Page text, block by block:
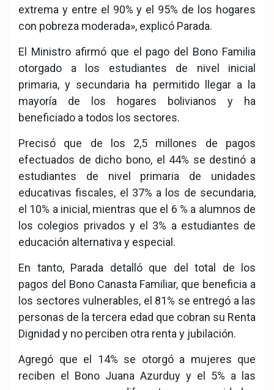
extrema y entre el 90% y el 95% de los hogares
con pobreza moderada», explicó Parada.
El Ministro afirmó que el pago del Bono Familia
otorgado a los estudiantes de nivel inicial
primaria, y secundaria ha permitido llegar a la
mayoría de los hogares bolivianos y ha
beneficiado a todos los sectores.
Precisó que de los 2,5 millones de pagos
efectuados de dicho bono, el 44% se destinó a
estudiantes de nivel primaria de unidades
educativas fiscales, el 37% a los de secundaria,
el 10% a inicial, mientras que el 6 % a alumnos de
los colegios privados y el 3% a estudiantes de
educación alternativa y especial.
En tanto, Parada detalló que del total de los
pagos del Bono Canasta Familiar, que beneficia a
los sectores vulnerables, el 81% se entregó a las
personas de la tercera edad que cobran su Renta
Dignidad y no perciben otra renta y jubilación.
Agregó que el 14% se otorgó a mujeres que
reciben el Bono Juana Azurduy y el 5% a las